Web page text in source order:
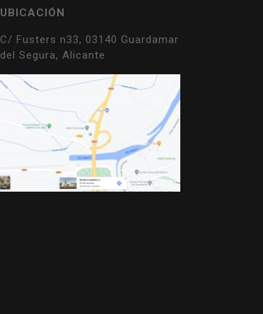
UBICACIÓN
C/ Fusters n33, 03140 Guardamar
del Segura, Alicante